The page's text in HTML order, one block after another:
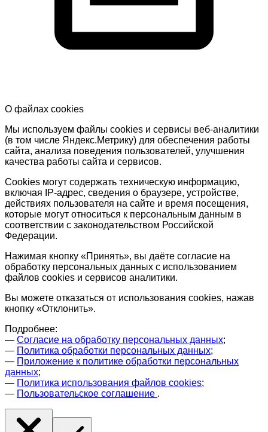
О файлах cookies
Мы используем файлы cookies и сервисы веб-аналитики
(в том числе Яндекс.Метрику) для обеспечения работы
сайта, анализа поведения пользователей, улучшения
качества работы сайта и сервисов.
Cookies могут содержать техническую информацию,
включая IP-адрес, сведения о браузере, устройстве,
действиях пользователя на сайте и время посещения,
которые могут относиться к персональным данным в
соответствии с законодательством Российской
Федерации.
Нажимая кнопку «Принять», вы даёте согласие на
обработку персональных данных с использованием
файлов cookies и сервисов аналитики.
Вы можете отказаться от использования cookies, нажав
кнопку «Отклонить».
Подробнее:
— Согласие на обработку персональных данных;
— Политика обработки персональных данных;
— Приложение к политике обработки персональных
данных;
— Политика использования файлов cookies;
— Пользовательское соглашение .